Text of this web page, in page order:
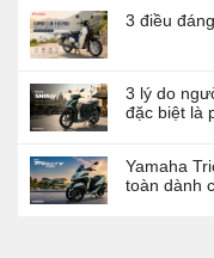
3 điều
3 lý do
đặc biệt là
Yamaha
toàn dành